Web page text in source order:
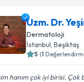
Uzm. Dr.
Dermatoloji
İstanbul, Beşiktaş
5 (1
hanım çok iyi birisi. Çok